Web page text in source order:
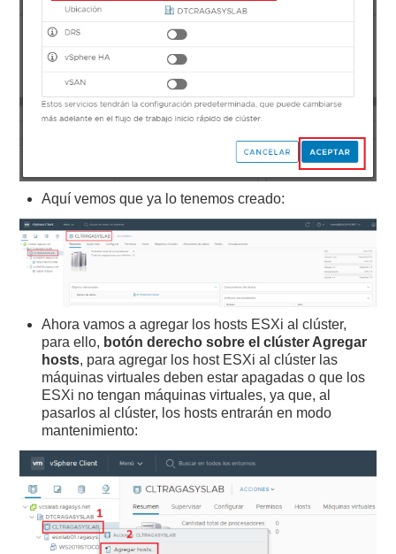
Aquí vemos que ya lo tenemos creado:
Ahora vamos a agregar los hosts ESXi al clúster,
para ello, botón derecho sobre el clúster Agregar
hosts, para agregar los host ESXi al clúster las
máquinas virtuales deben estar apagadas o que los
ESXi no tengan máquinas virtuales, ya que, al
pasarlos al clúster, los hosts entrarán en modo
mantenimiento: